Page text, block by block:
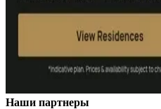
Наши партнеры